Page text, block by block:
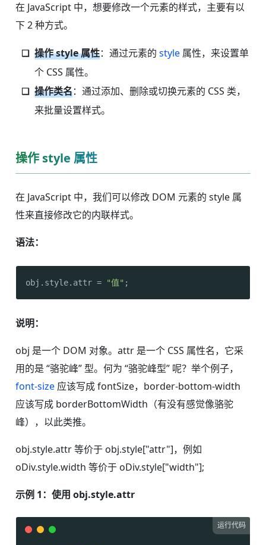
在 JavaScript 中，想要修改一个元素的样式，主要有以
下 2 种方式。
操作 style 属性：通过元素的 style 属性，来设置单
个 CSS 属性。
操作类名：通过添加、删除或切换元素的 CSS 类，
来批量设置样式。
操作 style 属性
在 JavaScript 中，我们可以修改 DOM 元素的 style 属
性来直接修改它的内联样式。
语法：
obj. style. attr = "值" ;
说明：
obj 是一个 DOM 对象。attr 是一个 CSS 属性名，它采
用的是 “骆驼峰” 型。何为 “骆驼峰型” 呢？举个例子，
font-size 应该写成 fontSize，border-bottom-width
应该写成 borderBottomWidth（有没有感觉像骆驼
峰），以此类推。
obj.style.attr 等价于 obj.style["attr"]，例如
oDiv.style.width 等价于 oDiv.style["width"];
示例 1：使用 obj.style.attr
运行代码